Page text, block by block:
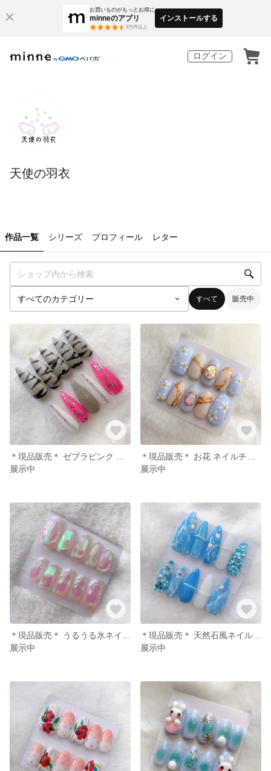
お買いものがもっとお得に
minneのアプリ
3万件以上
インストールする
ログイン
天使の羽衣
作品一覧 シリーズ プロフィール レター
すべて 販売中
展示中
展示中
展示中
展示中